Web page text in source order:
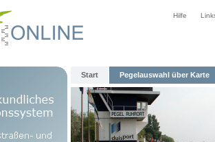
Hilfe
Start Pegelauswahl über Karte